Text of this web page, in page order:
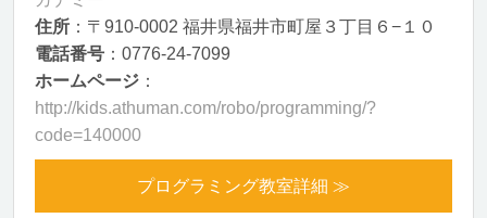
住所 ：〒910-0002 福井県福井市町屋３丁目６−１０
電話番号 ：0776-24-7099
ホームページ ：
http://kids.athuman.com/robo/programming/?
code=140000
プログラミング教室詳細 ≫